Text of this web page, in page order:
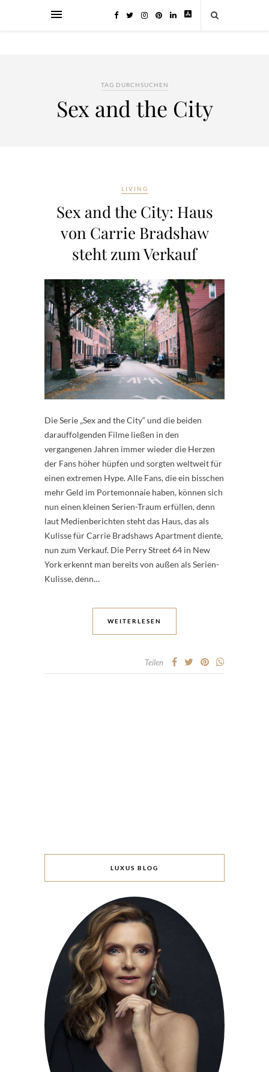
TAG DURCHSUCHEN
Sex and the City
LIVING
Sex and the City: Haus
von Carrie Bradshaw
steht zum Verkauf
Die Serie „Sex and the City“ und die beiden
darauffolgenden Filme ließen in den
vergangenen Jahren immer wieder die Herzen
der Fans höher hüpfen und sorgten weltweit für
einen extremen Hype. Alle Fans, die ein bisschen
mehr Geld im Portemonnaie haben, können sich
nun einen kleinen Serien-Traum erfüllen, denn
laut Medienberichten steht das Haus, das als
Kulisse für Carrie Bradshaws Apartment diente,
nun zum Verkauf. Die Perry Street 64 in New
York erkennt man bereits von außen als Serien-
Kulisse, denn…
WEITERLESEN
Teilen
LUXUS BLOG